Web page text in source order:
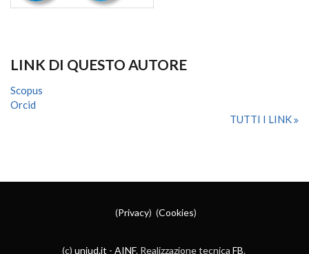
LINK DI QUESTO AUTORE
Scopus
Orcid
TUTTI I LINK
(Privacy) (Cookies)
(c) uniud.it - AINF. Realizzazione tecnica FB.